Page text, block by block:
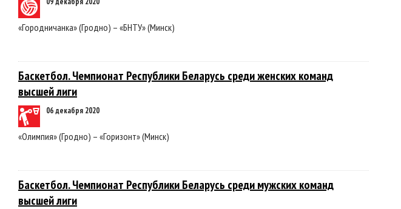
«Городничанка» (Гродно) – «БНТУ» (Минск)
Баскетбол. Чемпионат Республики Беларусь среди женских команд
высшей лиги
06 декабря 2020
«Олимпия» (Гродно) – «Горизонт» (Минск)
Баскетбол. Чемпионат Республики Беларусь среди мужских команд
высшей лиги